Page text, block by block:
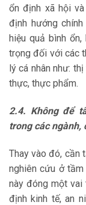
ổn định xã hội
định hướng
hiệu quả bình
trọng đối với các
lý cá nhân như:
thực, thực phẩm.
2.4. Không để
trong các ngành,
Thay vào đó, cần
nghiên cứu ở
này đóng một vai
định kinh tế, an